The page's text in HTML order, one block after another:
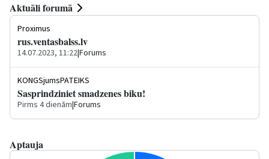
Aktuāli forumā
Proximus
rus.ventasbalss.lv
14.07.2023, 11:22|Forums
KONGSjumsPATEIKS
Sasprindziniet smadzenes biku!
Pirms 4 dienām|Forums
Aptauja